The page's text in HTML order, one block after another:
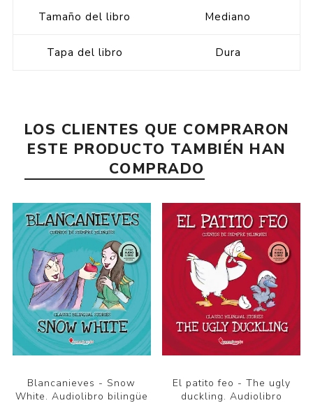
Tamaño del libro Mediano
Tapa del libro Dura
LOS CLIENTES QUE COMPRARON
ESTE PRODUCTO TAMBIÉN HAN
COMPRADO
Blancanieves - Snow
White. Audiolibro bilingüe
El patito feo - The ugly
duckling. Audiolibro